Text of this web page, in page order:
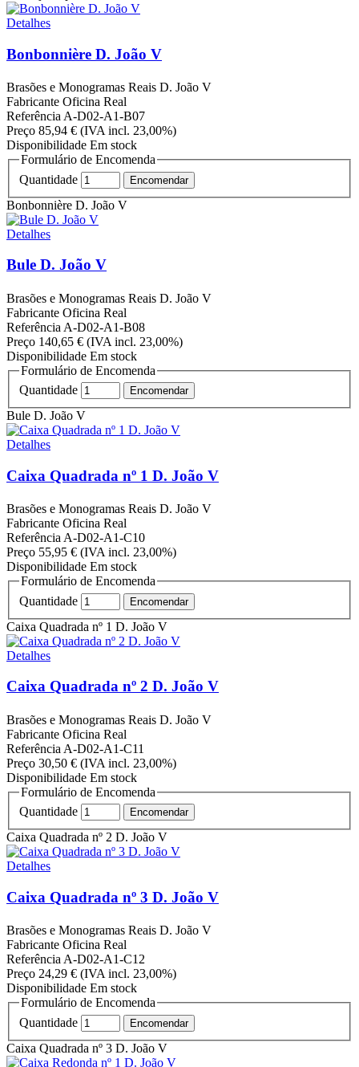
Detalhes
Bonbonnière D. João V
Brasões e Monogramas Reais D. João V
Fabricante Oficina Real
Referência A-D02-A1-B07
Preço 85,94 € (IVA incl. 23,00%)
Disponibilidade Em stock
Formulário de Encomenda
Quantidade
Bonbonnière D. João V
Detalhes
Bule D. João V
Brasões e Monogramas Reais D. João V
Fabricante Oficina Real
Referência A-D02-A1-B08
Preço 140,65 € (IVA incl. 23,00%)
Disponibilidade Em stock
Formulário de Encomenda
Quantidade
Bule D. João V
Detalhes
Caixa Quadrada nº 1 D. João V
Brasões e Monogramas Reais D. João V
Fabricante Oficina Real
Referência A-D02-A1-C10
Preço 55,95 € (IVA incl. 23,00%)
Disponibilidade Em stock
Formulário de Encomenda
Quantidade
Caixa Quadrada nº 1 D. João V
Detalhes
Caixa Quadrada nº 2 D. João V
Brasões e Monogramas Reais D. João V
Fabricante Oficina Real
Referência A-D02-A1-C11
Preço 30,50 € (IVA incl. 23,00%)
Disponibilidade Em stock
Formulário de Encomenda
Quantidade
Caixa Quadrada nº 2 D. João V
Detalhes
Caixa Quadrada nº 3 D. João V
Brasões e Monogramas Reais D. João V
Fabricante Oficina Real
Referência A-D02-A1-C12
Preço 24,29 € (IVA incl. 23,00%)
Disponibilidade Em stock
Formulário de Encomenda
Quantidade
Caixa Quadrada nº 3 D. João V